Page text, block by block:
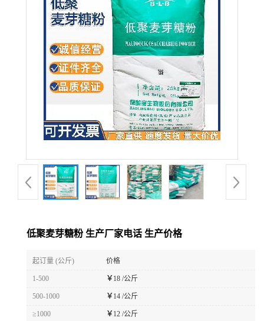
低聚麦芽糖粉 生产厂家电话 生产价格
起订量 (公斤) 价格
1-500 ￥ 18 /公斤
500-1000 ￥ 14 /公斤
≥1000 ￥ 12 /公斤